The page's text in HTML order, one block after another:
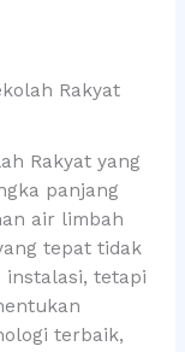
Rakyat
Rakyat yang
panjang
air limbah
tepat tidak
instalasi, tetapi
terbaik,